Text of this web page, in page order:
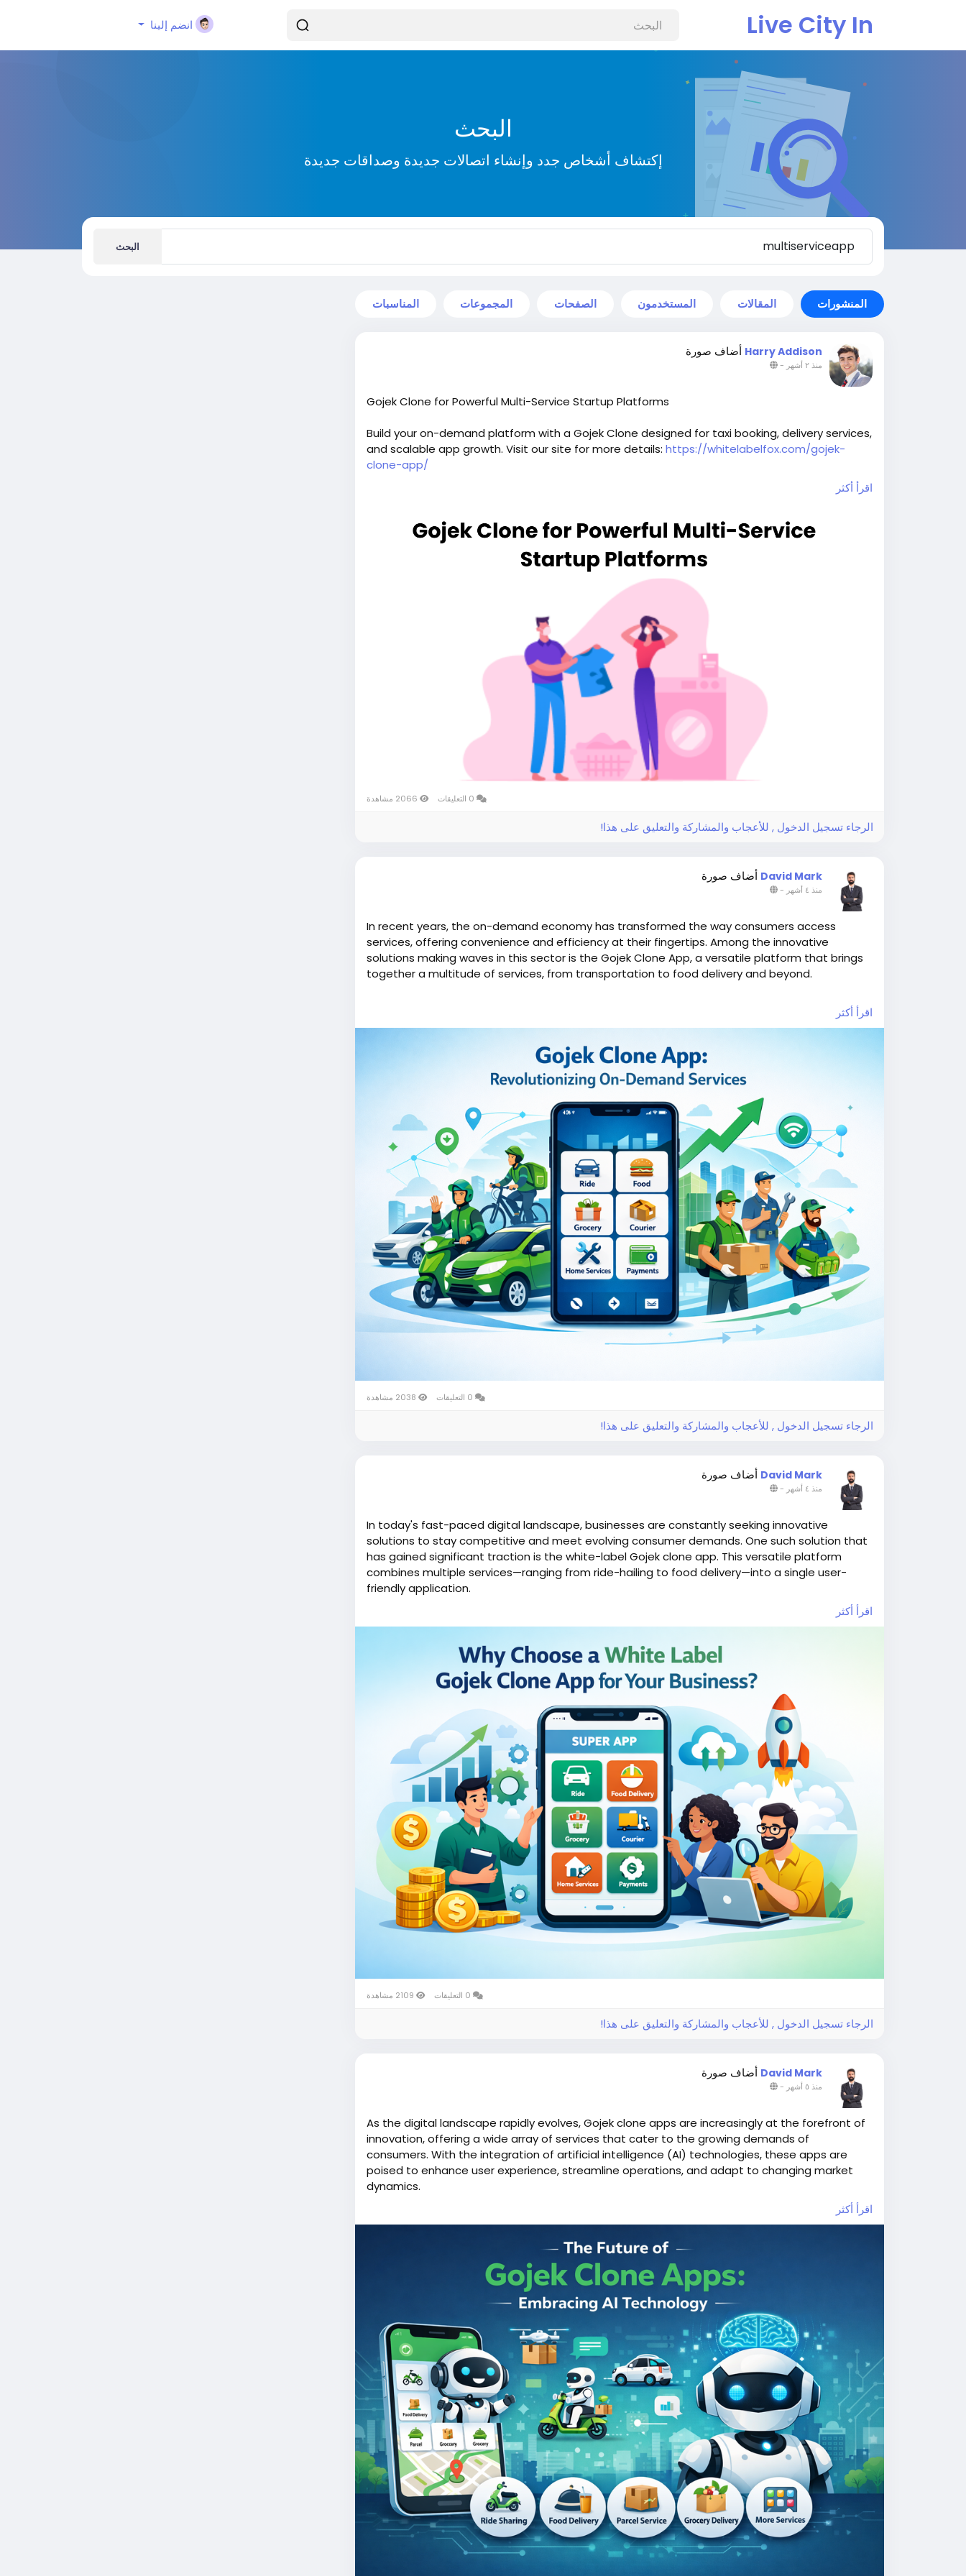
Live City In انضم إلينا
البحث
إكتشاف أشخاص جدد وإنشاء اتصالات جديدة وصداقات جديدة
البحث
المنشورات المقالات المستخدمون الصفحات المجموعات المناسبات
Harry Addison أضاف صورة
منذ ٢ أشهر -
Gojek Clone for Powerful Multi-Service Startup Platforms
Build your on-demand platform with a Gojek Clone designed for taxi booking, delivery services,
and scalable app growth. Visit our site for more details: https://whitelabelfox.com/gojek-
clone-app/
#buildasuperapp
#multiserviceappdevelopment #multiserviceapplikegojek #gojeklikeappdevelopment
#gojeklikeapp#applikegojek
اقرأ أكثر
الرجاء تسجيل الدخول , للأعجاب والمشاركة والتعليق على هذا!
David Mark أضاف صورة
منذ ٤ أشهر -
In recent years, the on-demand economy has transformed the way consumers access
services, offering convenience and efficiency at their fingertips. Among the innovative
solutions making waves in this sector is the Gojek Clone App, a versatile platform that brings
together a multitude of services, from transportation to food delivery and beyond.
#multiserviceapp#gojekappclonescript
اقرأ أكثر
الرجاء تسجيل الدخول , للأعجاب والمشاركة والتعليق على هذا!
David Mark أضاف صورة
منذ ٤ أشهر -
In today's fast-paced digital landscape, businesses are constantly seeking innovative
solutions to stay competitive and meet evolving consumer demands. One such solution that
has gained significant traction is the white-label Gojek clone app. This versatile platform
combines multiple services—ranging from ride-hailing to food delivery—into a single user-
friendly application.
#whitelabelgojekcloneapp #gojekclone #gojekcloneapp #gojekclonescript
#ondemandgojekcloneapp#whitelabelgojekclone#multiserviceapp
#gojekclonescriptapp#ondemandmultiserviceapp
اقرأ أكثر
الرجاء تسجيل الدخول , للأعجاب والمشاركة والتعليق على هذا!
David Mark أضاف صورة
منذ ٥ أشهر -
As the digital landscape rapidly evolves, Gojek clone apps are increasingly at the forefront of
innovation, offering a wide array of services that cater to the growing demands of
consumers. With the integration of artificial intelligence (AI) technologies, these apps are
poised to enhance user experience, streamline operations, and adapt to changing market
dynamics.
#aigojekcloneapps#aimultiserviceapp#gojekclone
#gojekappclone #ondemandgojekcloneapp
#whitelabelgojekclone
#gojekappclonescript#gojekclonescriptapp #ondemandmultiserviceapp
اقرأ أكثر